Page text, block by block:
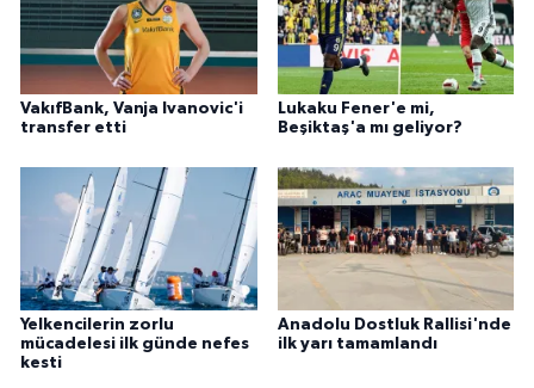
VakıfBank, Vanja Ivanovic'i
transfer etti
Lukaku Fener'e mi,
Beşiktaş'a mı geliyor?
Yelkencilerin zorlu
mücadelesi ilk günde nefes
kesti
Anadolu Dostluk Rallisi'nde
ilk yarı tamamlandı